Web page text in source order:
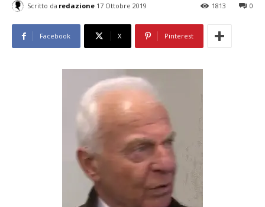
Scritto da redazione 17 Ottobre 2019 0
1813
Facebook X Pinterest